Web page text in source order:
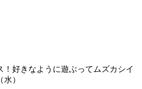
好きなように遊ぶってムズカシイ
）